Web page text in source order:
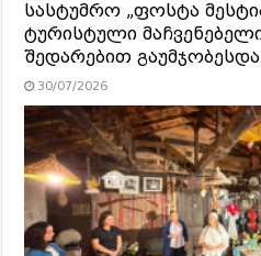
სასტუმრო „ფოსტა
ტურისტული
შედარებით გაუმჯობესდა
30/07/2026